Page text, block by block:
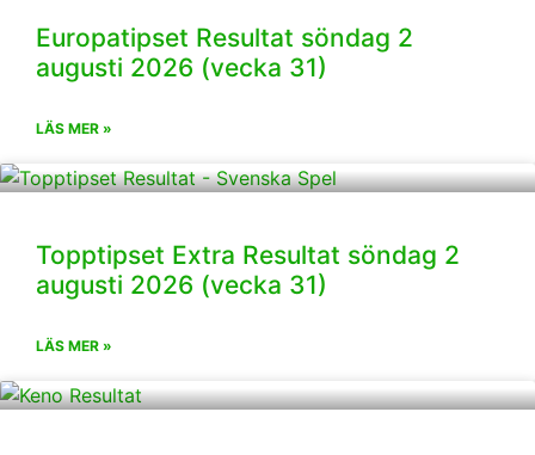
Europatipset Resultat söndag 2
augusti 2026 (vecka 31)
LÄS MER »
Topptipset Extra Resultat söndag 2
augusti 2026 (vecka 31)
LÄS MER »